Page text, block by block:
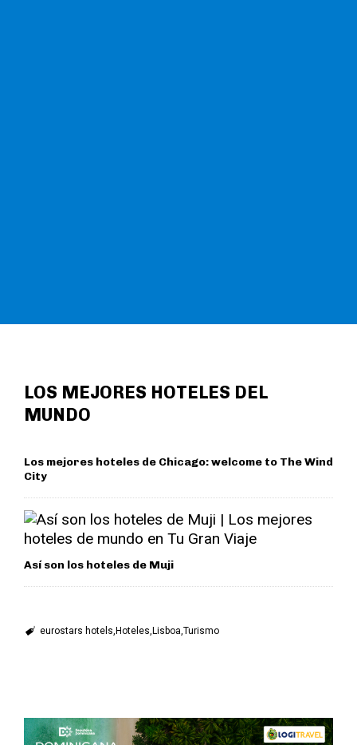
LOS MEJORES HOTELES DEL
MUNDO
Los mejores hoteles de Chicago: welcome to The Wind
City
Así son los hoteles de Muji
eurostars hotels Hoteles Lisboa Turismo